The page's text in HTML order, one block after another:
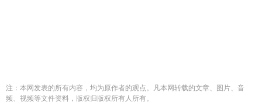
注：本网发表的所有内容，均为原作者的观点。凡本网转载的文章、图片、音
频、视频等文件资料，版权归版权所有人所有。